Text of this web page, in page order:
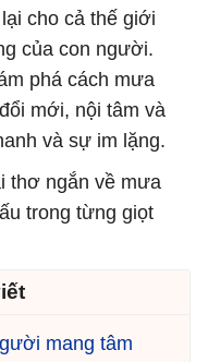
cho cả thế giới
của con người.
phá cách mưa
mới, nội tâm và
và sự im lặng.
thơ ngắn về mưa
trong từng giọt
mang tâm